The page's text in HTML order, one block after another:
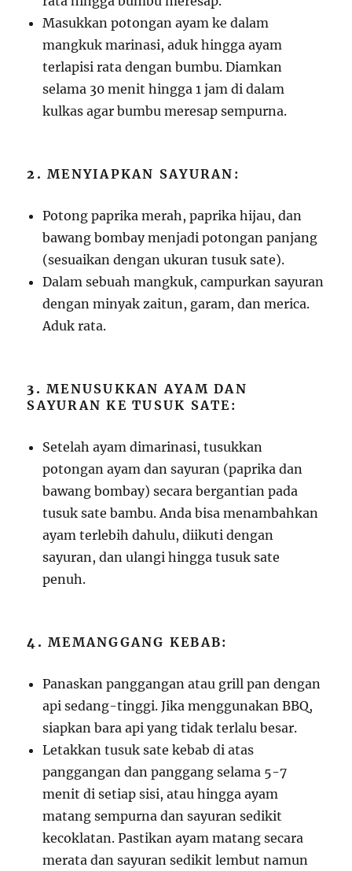
Masukkan potongan ayam ke dalam
mangkuk marinasi, aduk hingga ayam
terlapisi rata dengan bumbu. Diamkan
selama 30 menit hingga 1 jam di dalam
kulkas agar bumbu meresap sempurna.
2.MENYIAPKAN SAYURAN:
Potong paprika merah, paprika hijau, dan
bawang bombay menjadi potongan panjang
(sesuaikan dengan ukuran tusuk sate).
Dalam sebuah mangkuk, campurkan sayuran
dengan minyak zaitun, garam, dan merica.
Aduk rata.
3.MENUSUKKAN AYAM DAN
SAYURAN KE TUSUK SATE:
Setelah ayam dimarinasi, tusukkan
potongan ayam dan sayuran (paprika dan
bawang bombay) secara bergantian pada
tusuk sate bambu. Anda bisa menambahkan
ayam terlebih dahulu, diikuti dengan
sayuran, dan ulangi hingga tusuk sate
penuh.
4.MEMANGGANG KEBAB:
Panaskan panggangan atau grill pan dengan
api sedang-tinggi. Jika menggunakan BBQ,
siapkan bara api yang tidak terlalu besar.
Letakkan tusuk sate kebab di atas
panggangan dan panggang selama 5-7
menit di setiap sisi, atau hingga ayam
matang sempurna dan sayuran sedikit
kecoklatan. Pastikan ayam matang secara
merata dan sayuran sedikit lembut namun